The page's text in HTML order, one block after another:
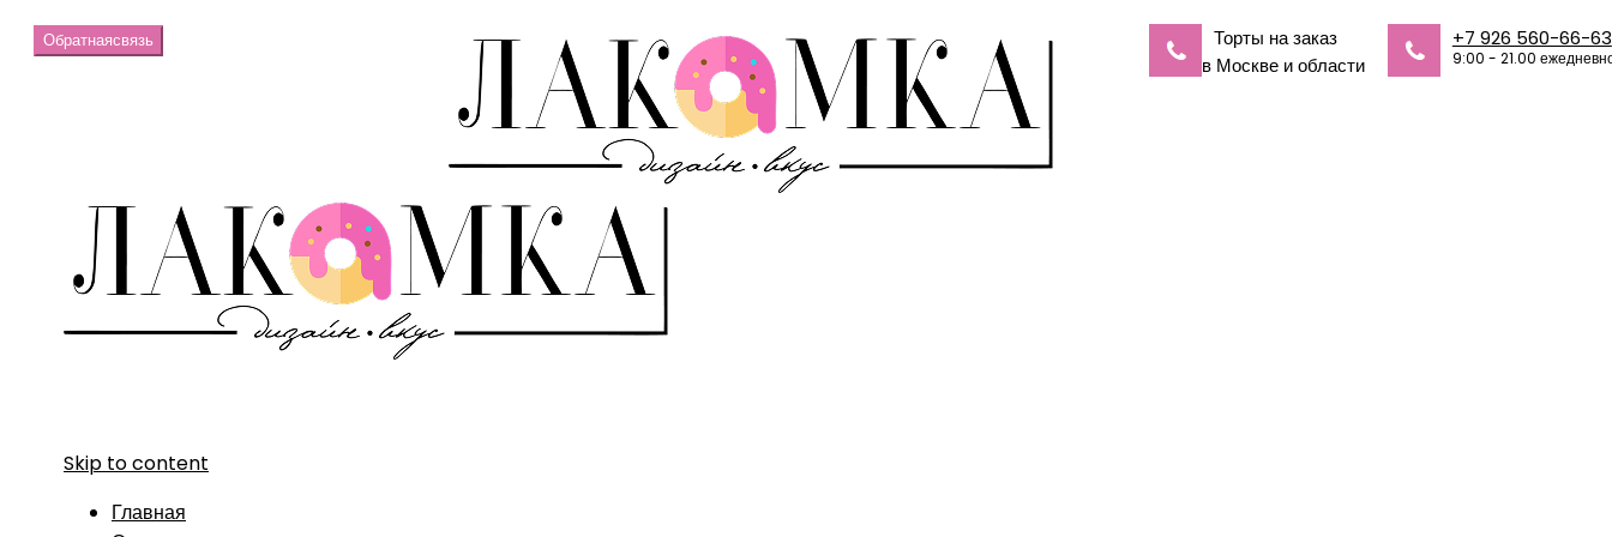
Обратнаясвязь +7 926 560-66-63
9:00 - 21.00
Торты на заказ
в Москве и области
Skip to content
Главная